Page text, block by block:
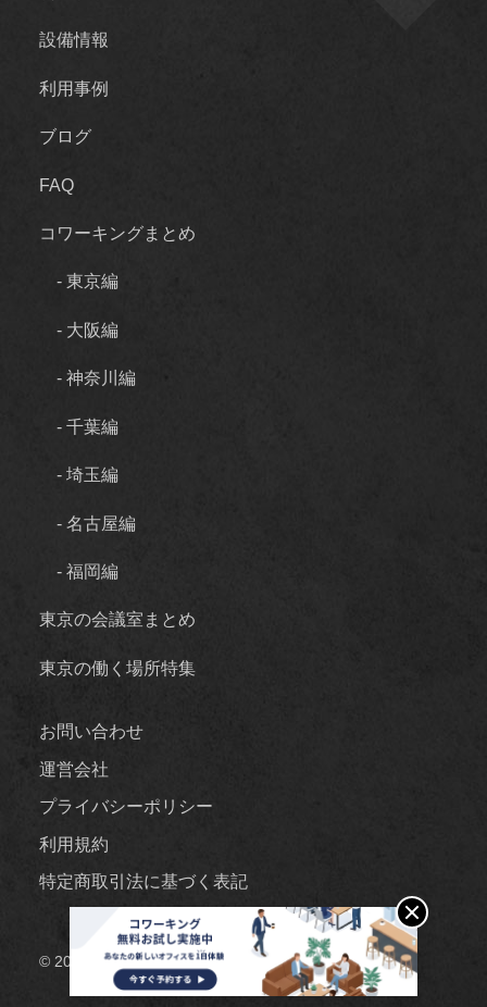
設備情報
利用事例
ブログ
FAQ
コワーキングまとめ
- 東京編
- 大阪編
- 神奈川編
- 千葉編
- 埼玉編
- 名古屋編
- 福岡編
東京の会議室まとめ
東京の働く場所特集
お問い合わせ
運営会社
プライバシーポリシー
利用規約
特定商取引法に基づく表記
© 2025 Ascent Business Consulting inc.